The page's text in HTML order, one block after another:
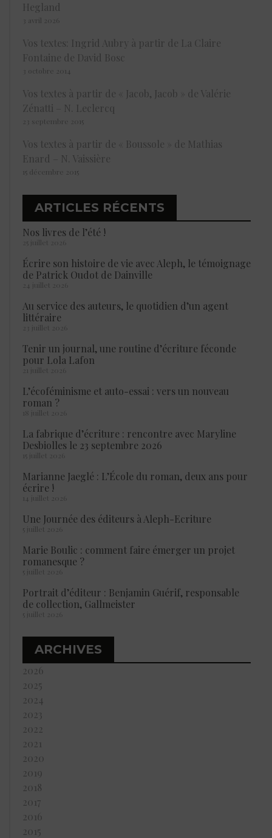
Hegland
3 avril 2026
Vos textes: Ingrid Aubry à partir de La Claire
Fontaine de David Bosc
3 octobre 2014
Vos textes à partir de « Jacob, Jacob » de Valérie
Zénatti – N. Leclercq
23 septembre 2015
Vos textes à partir de « Boussole » de Mathias
Enard – N. Vaissière
15 décembre 2015
ARTICLES RÉCENTS
Nos livres de l’été !
25 juillet 2026
Écrire son histoire de vie avec Aleph, le témoignage
de Patrick Oudot de Dainville
24 juillet 2026
Au service des auteurs, le quotidien d’un agent
littéraire
23 juillet 2026
Tenir un journal, une routine d’écriture féconde
pour Lola Lafon
21 juillet 2026
L’écoféminisme et auto-essai : vers un nouveau
roman ?
18 juillet 2026
La fabrique d’écriture : rencontre avec Maryline
Desbiolles le 23 septembre 2026
15 juillet 2026
Marianne Jaeglé : L’École du roman, deux ans pour
écrire !
14 juillet 2026
Une Journée des éditeurs à Aleph-Ecriture
5 juillet 2026
Marie Boulic : comment faire émerger un projet
romanesque ?
5 juillet 2026
Portrait d’éditeur : Benjamin Guérif, responsable
de collection, Gallmeister
5 juillet 2026
ARCHIVES
2026
2025
2024
2023
2022
2021
2020
2019
2018
2017
2016
2015